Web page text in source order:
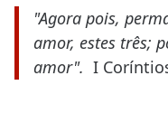
"Agora pois,
amor, estes três;
amor". I